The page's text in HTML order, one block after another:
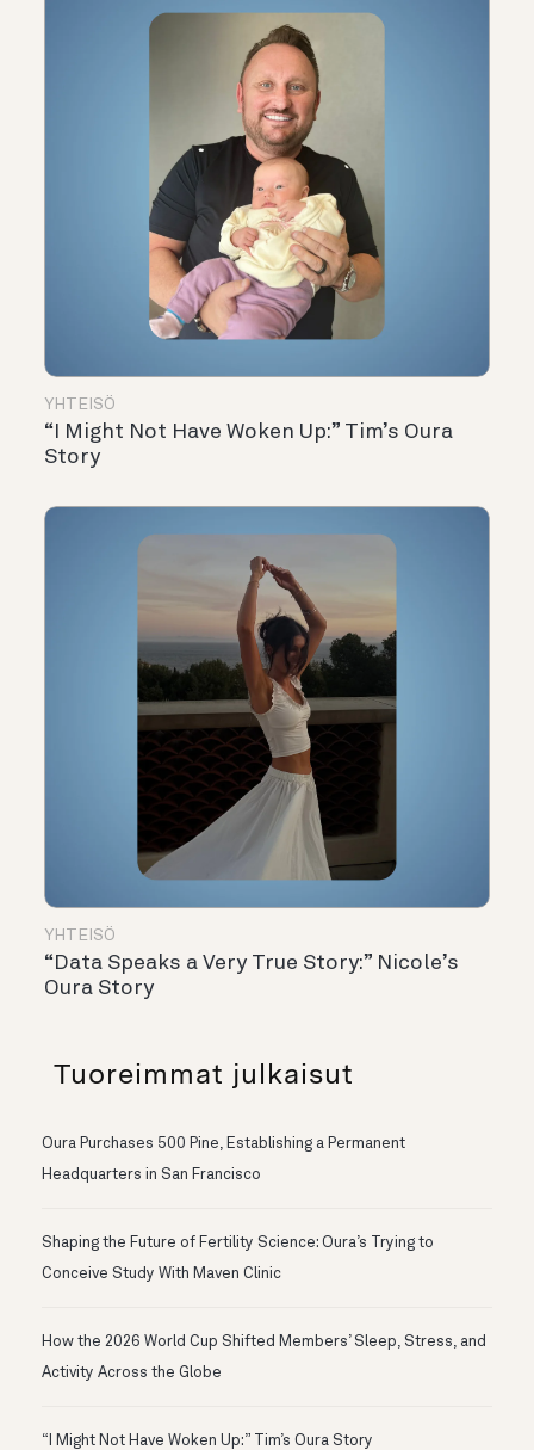
YHTEISÖ
“I Might Not Have Woken Up:” Tim’s Oura
Story
YHTEISÖ
“Data Speaks a Very True Story:” Nicole’s
Oura Story
Tuoreimmat julkaisut
Oura Purchases 500 Pine, Establishing a Permanent
Headquarters in San Francisco
Shaping the Future of Fertility Science: Oura’s Trying to
Conceive Study With Maven Clinic
How the 2026 World Cup Shifted Members’ Sleep, Stress, and
Activity Across the Globe
“I Might Not Have Woken Up:” Tim’s Oura Story